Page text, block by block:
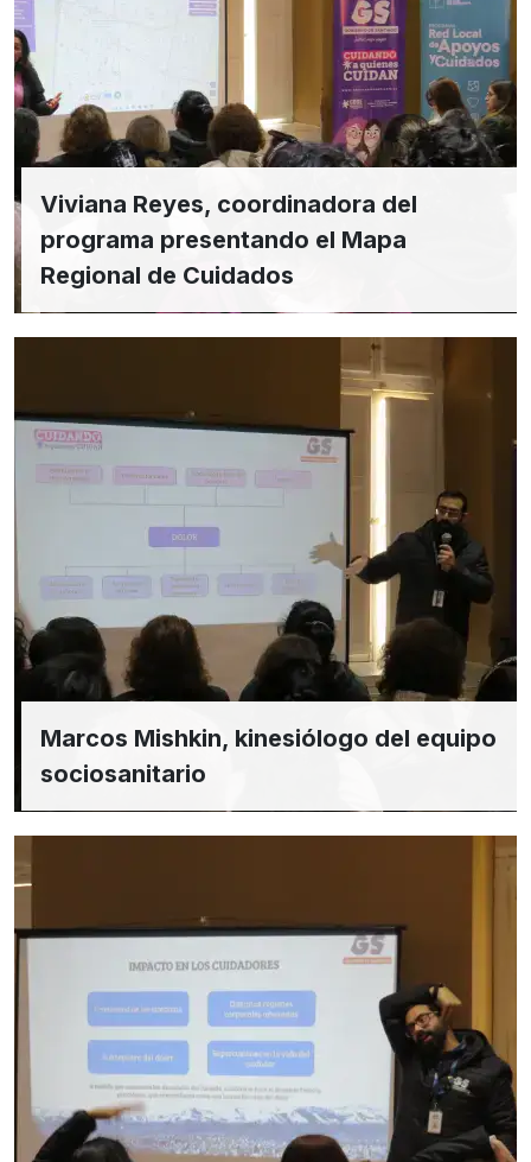
Viviana Reyes, coordinadora del
programa presentando el Mapa
Regional de Cuidados
Marcos Mishkin, kinesiólogo del equipo
sociosanitario